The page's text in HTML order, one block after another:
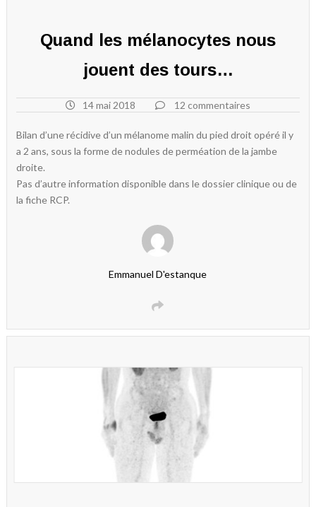
Quand les mélanocytes nous
jouent des tours…
14 mai 2018 12 commentaires
Bilan d’une récidive d’un mélanome malin du pied droit opéré il y
a 2 ans, sous la forme de nodules de perméation de la jambe
droite.
Pas d’autre information disponible dans le dossier clinique ou de
la fiche RCP.
Emmanuel D'estanque